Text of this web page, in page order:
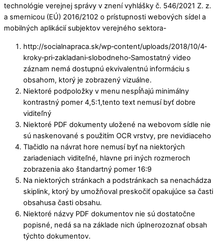
technológie verejnej správy v znení vyhlášky č. 546/2021 Z. z.
a smernicou (EÚ) 2016/2102 o prístupnosti webových sídel a
mobilných aplikácií subjektov verejného sektora-
http://socialnapraca.sk/wp‐content/uploads/2018/10/4‐
kroky‐pri‐zakladani‐slobodneho‐Samostatný video
záznam nemá dostupnú ekvivalentnú informáciu s
obsahom, ktorý je zobrazený vizuálne.
Niektoré podpoložky v menu nespĺňajú minimálny
kontrastný pomer 4,5:1,tento text nemusí byť dobre
viditeľný
Niektoré PDF dokumenty uložené na webovom sídle nie
sú naskenované s použitím OCR vrstvy, pre nevidiaceho
Tlačidlo na návrat hore nemusí byť na niektorých
zariadeniach viditeľné, hlavne pri iných rozmeroch
zobrazenia ako štandartný pomer 16:9
Na niektorých stránkach a podstránkach sa nenachádza
skiplink, ktorý by umožňoval preskočiť opakujúce sa časti
obsahusa časti obsahu.
Niektoré názvy PDF dokumentov nie sú dostatočne
popisné, nedá sa na základe nich úplnerozoznať obsah
týchto dokumentov.